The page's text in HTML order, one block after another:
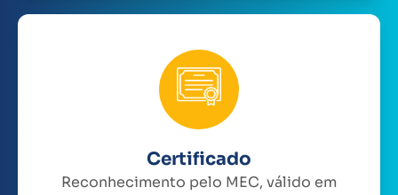
Certificado
Reconhecimento pelo MEC, válido em